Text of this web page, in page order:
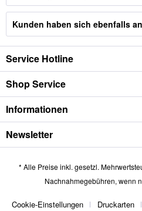
Kunden haben sich ebenfalls
Service Hotline
Shop Service
Informationen
Newsletter
* Alle Preise inkl. gesetzl.
Nachnahmegebühren, wenn
Cookie-Einstellungen Druckarten